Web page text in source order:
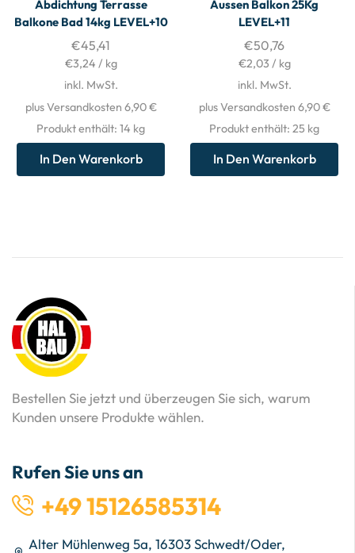
Abdichtung Terrasse
Balkone Bad 14kg LEVEL+10
€45,41
€3,24 / kg
inkl. MwSt.
plus Versandkosten 6,90 €
Produkt enthält: 14 kg
In Den Warenkorb
Aussen Balkon 25Kg
LEVEL+11
€50,76
€2,03 / kg
inkl. MwSt.
plus Versandkosten 6,90 €
Produkt enthält: 25 kg
In Den Warenkorb
Bestellen Sie jetzt und überzeugen Sie sich, warum
Kunden unsere Produkte wählen.
Rufen Sie uns an
+49 15126585314
Alter Mühlenweg 5a, 16303 Schwedt/Oder,